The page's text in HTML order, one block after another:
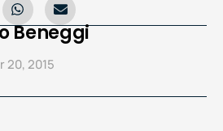
Beneggi
20, 2015